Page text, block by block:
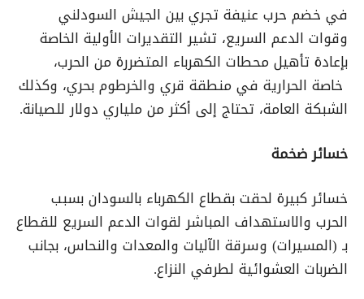
في خضم حرب عنيفة تجري بين الجيش السودلني
وقوات الدعم السريع، تشير التقديرات الأولية الخاصة
بإعادة تأهيل محطات الكهرباء المتضررة من الحرب،
خاصة الحرارية في منطقة قري والخرطوم بحري، وكذلك
الشبكة العامة، تحتاج إلى أكثر من ملياري دولار للصيانة.
خسائر ضخمة
خسائر كبيرة لحقت بقطاع الكهرباء بالسودان بسبب
الحرب والاستهداف المباشر لقوات الدعم السريع للقطاع
بـ (المسيرات) وسرقة الآليات والمعدات والنحاس، بجانب
الضربات العشوائية لطرفي النزاع.